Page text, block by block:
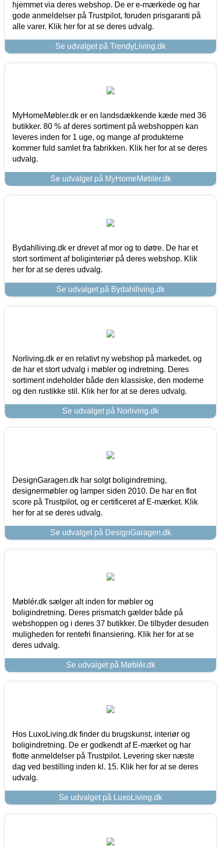
hjemmet via deres webshop. De er e-mærkede og har
gode anmeldelser på Trustpilot, foruden prisgaranti på
alle varer. Klik her for at se deres udvalg.
Se udvalget på TrendyLiving.dk
MyHomeMøbler.dk er en landsdækkende kæde med 36
butikker. 80 % af deres sortiment på webshoppen kan
leveres inden for 1 uge, og mange af produkterne
kommer fuld samlet fra fabrikken. Klik her for at se deres
udvalg.
Se udvalget på MyHomeMøbler.dk
Bydahlliving.dk er drevet af mor og to døtre. De har et
stort sortiment af boliginteriør på deres webshop. Klik
her for at se deres udvalg.
Se udvalget på Bydahlliving.dk
Norliving.dk er en relativt ny webshop på markedet, og
de har et stort udvalg i møbler og indretning. Deres
sortiment indeholder både den klassiske, den moderne
og den rustikke stil. Klik her for at se deres udvalg.
Se udvalget på Norliving.dk
DesignGaragen.dk har solgt boligindretning,
designermøbler og lamper siden 2010. De har en flot
score på Trustpilot, og er certificeret af E-mærket. Klik
her for at se deres udvalg.
Se udvalget på DesignGaragen.dk
Møblér.dk sælger alt inden for møbler og
boligindretning. Deres prismatch gælder både på
webshoppen og i deres 37 butikker. De tilbyder desuden
muligheden for rentefri finansiering. Klik her for at se
deres udvalg.
Se udvalget på Møblér.dk
Hos LuxoLiving.dk finder du brugskunst, interiør og
boligindretning. De er godkendt af E-mærket og har
flotte anmeldelser på Trustpilot. Levering sker næste
dag ved bestilling inden kl. 15. Klik her for at se deres
udvalg.
Se udvalget på LuxoLiving.dk